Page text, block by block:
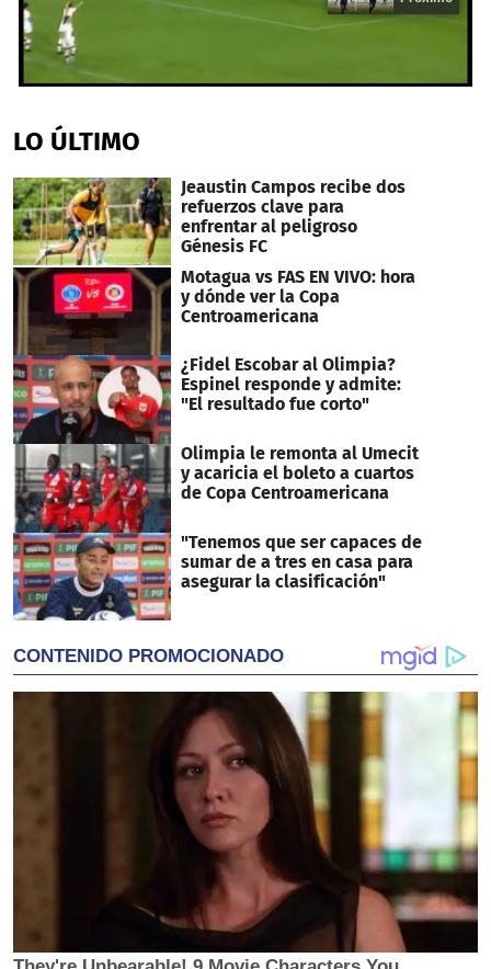
of
17
LO ÚLTIMO
Jeaustin Campos recibe dos
refuerzos clave para
enfrentar al peligroso
Génesis FC
Motagua vs FAS EN VIVO: hora
y dónde ver la Copa
Centroamericana
¿Fidel Escobar al Olimpia?
Espinel responde y admite:
"El resultado fue corto"
Olimpia le remonta al Umecit
y acaricia el boleto a cuartos
de Copa Centroamericana
"Tenemos que ser capaces de
sumar de a tres en casa para
asegurar la clasificación"